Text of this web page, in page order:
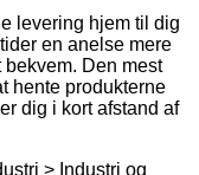
levering hjem til dig
en anelse mere
Den mest
hente produkterne
dig i kort afstand af
> Industri og